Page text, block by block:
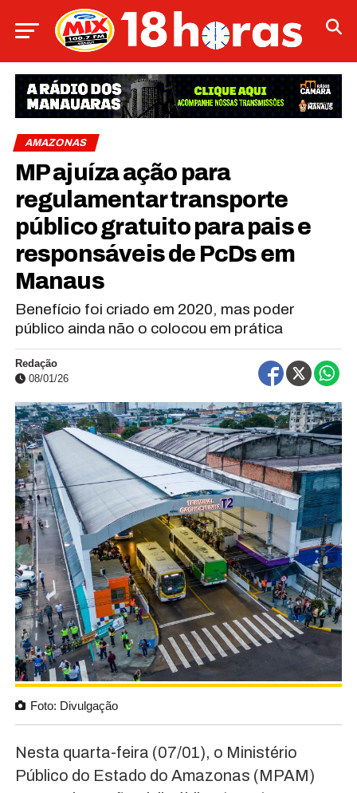
AMAZONAS
MP ajuíza ação para
regulamentar transporte
público gratuito para pais e
responsáveis de PcDs em
Manaus
Benefício foi criado em 2020, mas poder
público ainda não o colocou em prática
Redação
08/01/26
Foto: Divulgação
Nesta quarta-feira (07/01), o Ministério
Público do Estado do Amazonas (MPAM)